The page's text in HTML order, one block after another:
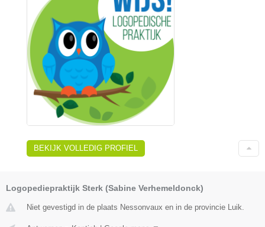
BEKIJK VOLLEDIG PROFIEL
Logopediepraktijk Sterk (Sabine Verhemeldonck)
Niet gevestigd in de plaats Nessonvaux en in de provincie Luik.